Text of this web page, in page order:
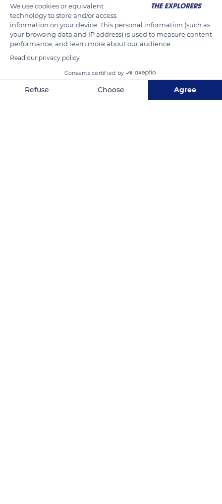
We use cookies or equivalent
technology to store and/or access
information on your device. This personal information (such as
your browsing data and IP address) is used to measure content
performance, and learn more about our audience.
Read our privacy policy
Consents certified by
Refuse Choose Agree